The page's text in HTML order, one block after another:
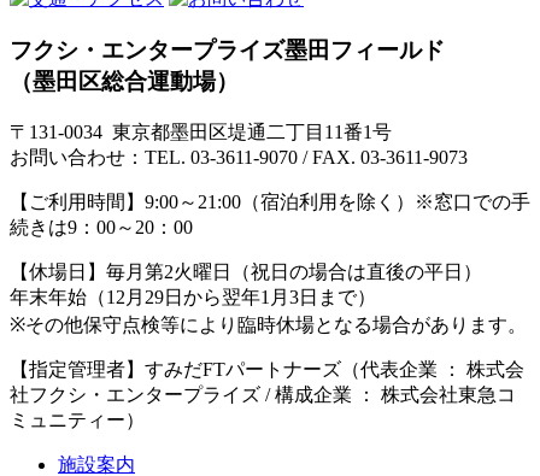
フクシ・エンタープライズ墨田フィールド
（墨田区総合運動場）
〒131-0034 東京都墨田区堤通二丁目11番1号
お問い合わせ：TEL. 03-3611-9070 / FAX. 03-3611-9073
【ご利用時間】 9:00～21:00（宿泊利用を除く）※窓口での手
続きは9：00～20：00
【休場日】 毎月第2火曜日（祝日の場合は直後の平日）
年末年始（12月29日から翌年1月3日まで）
※その他保守点検等により臨時休場となる場合があります。
【指定管理者】 すみだFTパートナーズ（代表企業 ： 株式会
社フクシ・エンタープライズ / 構成企業 ： 株式会社東急コ
ミュニティー）
施設案内